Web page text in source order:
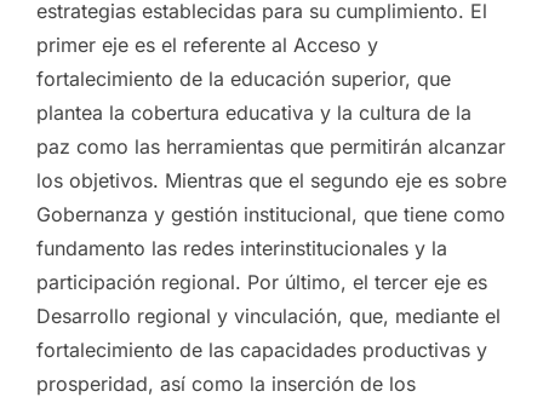
estrategias establecidas para su cumplimiento. El
primer eje es el referente al Acceso y
fortalecimiento de la educación superior, que
plantea la cobertura educativa y la cultura de la
paz como las herramientas que permitirán alcanzar
los objetivos. Mientras que el segundo eje es sobre
Gobernanza y gestión institucional, que tiene como
fundamento las redes interinstitucionales y la
participación regional. Por último, el tercer eje es
Desarrollo regional y vinculación, que, mediante el
fortalecimiento de las capacidades productivas y
prosperidad, así como la inserción de los